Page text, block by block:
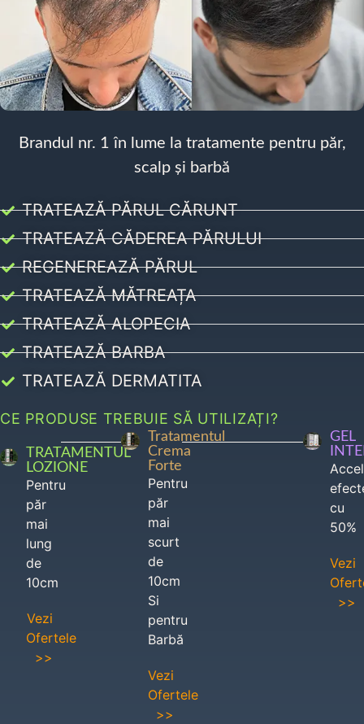
Brandul nr. 1 în lume la tratamente pentru păr,
scalp și barbă
TRATEAZĂ PĂRUL CĂRUNT
TRATEAZĂ CĂDEREA PĂRULUI
REGENEREAZĂ PĂRUL
TRATEAZĂ MĂTREAȚA
TRATEAZĂ ALOPECIA
TRATEAZĂ BARBA
TRATEAZĂ DERMATITA
CE PRODUSE TREBUIE SĂ UTILIZAȚI?
TRATAMENTUL
LOZIONE
Pentru
păr
mai
lung
de
10cm
Vezi
Ofertele
>>
Tratamentul
Crema
Forte
Pentru
păr
mai
scurt
de
10cm
Si
pentru
Barbă
Vezi
Ofertele
>>
GEL
cu
50%
Vezi
>>